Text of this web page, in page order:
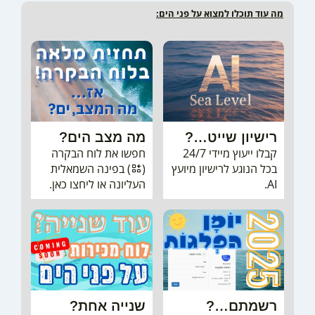
EN
Your cart is empty
Keep Shopping
מה עוד תוכלו למצוא על פני הים:
רישיון שייט…?
קבלו ייעוץ מיידי 24/7
בכל הנוגע לרישיון מיועץ
AI.
מה מצב הים?
חפשו את לוח הבקרה
(
) בפינה השמאלית
העליונה או ליחצו כאן.
רשמתם…?
שנייה אחת?